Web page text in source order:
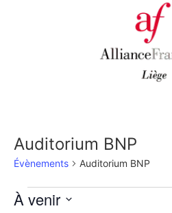
Auditorium BNP
Évènements Auditorium BNP
À venir